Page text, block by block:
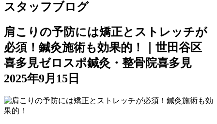
スタッフブログ
肩こりの予防には矯正とストレッチが
必須！鍼灸施術も効果的！｜世田谷区
喜多見ゼロスポ鍼灸・整骨院喜多見
2025年9月15日